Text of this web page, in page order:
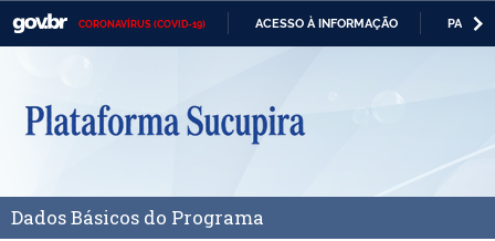
CORONAVÍRUS (COVID-19) ACESSO À INFORMAÇÃO
Casa Civil
Ministério da Defesa
Ministério da Economia
Dados Básicos do Programa